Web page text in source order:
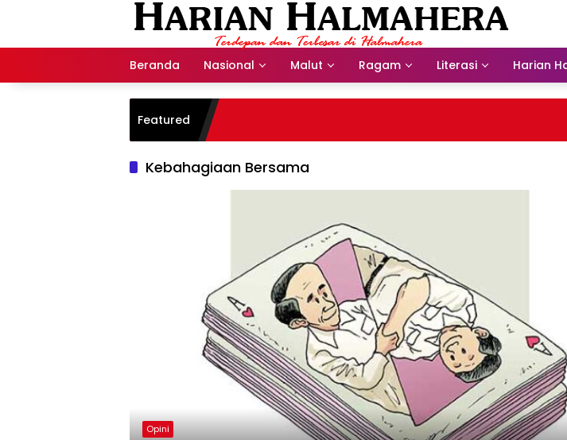
Beranda Nasional Malut Ragam Literasi Harian
Featured
Kebahagiaan Bersama
Opini